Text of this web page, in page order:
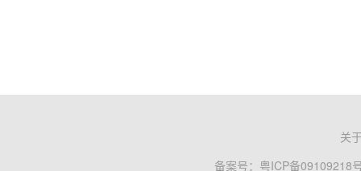
关
备案号： 粤ICP备09109218